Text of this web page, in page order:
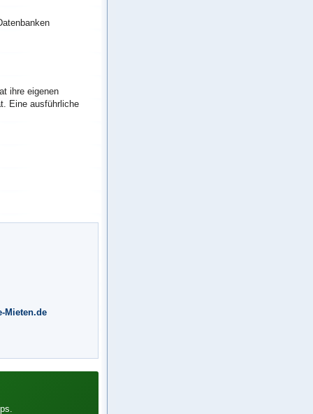
ihre eigenen
Eine ausführliche
Mieten.de